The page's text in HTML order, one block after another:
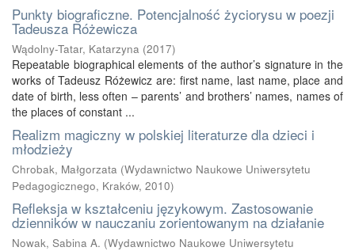
Punkty biograficzne. Potencjalność życiorysu w poezji
Tadeusza Różewicza
Wądolny-Tatar, Katarzyna (2017)
Repeatable biographical elements of the author’s signature in the
works of Tadeusz Różewicz are: first name, last name, place and
date of birth, less often – parents’ and brothers’ names, names of
the places of constant ...
Realizm magiczny w polskiej literaturze dla dzieci i
młodzieży
Chrobak, Małgorzata (Wydawnictwo Naukowe Uniwersytetu
Pedagogicznego, Kraków, 2010)
Refleksja w kształceniu językowym. Zastosowanie
dzienników w nauczaniu zorientowanym na działanie
Nowak, Sabina A. (Wydawnictwo Naukowe Uniwersytetu